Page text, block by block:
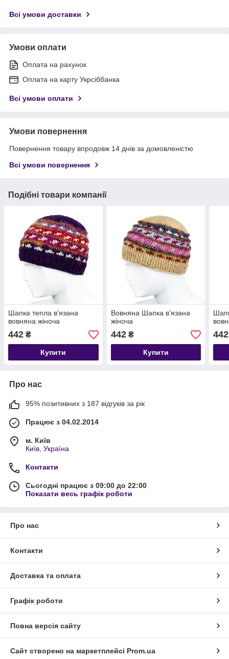
Всі умови доставки
Умови оплати
Оплата на рахунок
Оплата на карту Укрсіббанка
Всі умови оплати
Умови повернення
Повернення товару впродовж 14 днів за домовленістю
Всі умови повернення
Подібні товари компанії
Шапка тепла в'язана
вовняна жіноча
442 ₴
Купити
Вовняна Шапка в'язана
жіноча
442₴
Купити
442
Про нас
95% позитивних з 187 відгуків за рік
Працює з 04.02.2014
м. Київ
Київ, Україна
Контакти
Сьогодні працює з 09:00 до 22:00
Показати весь графік роботи
Про нас
Контакти
Доставка та оплата
Графік роботи
Повна версія сайту
Сайт створено на маркетплейсі Prom.ua